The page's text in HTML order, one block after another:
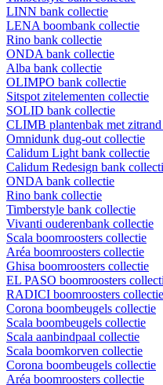
LINN bank collectie
LENA boombank collectie
Rino bank collectie
ONDA bank collectie
Alba bank collectie
OLIMPO bank collectie
Sitspot zitelementen collectie
SOLID bank collectie
CLIMB plantenbak met
Omnidunk dug-out collectie
Calidum Light bank collectie
Calidum Redesign bank
ONDA bank collectie
Rino bank collectie
Timberstyle bank collectie
Vivanti ouderenbank collectie
Scala boomroosters collectie
Aréa boomroosters collectie
Ghisa boomroosters collectie
EL PASO boomroosters
RADICI boomroosters collectie
Corona boombeugels collectie
Scala boombeugels collectie
Scala aanbindpaal collectie
Scala boomkorven collectie
Corona boombeugels collectie
Aréa boomroosters collectie